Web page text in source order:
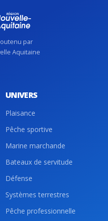
par
Aquitaine
UNIVERS
Plaisance
Pêche sportive
Marine marchande
Bateaux de servitude
Défense
Systèmes terrestres
Pêche professionnelle